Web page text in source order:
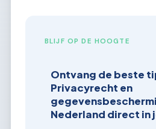
BLIJF OP DE HOOGTE
Ontvang de beste
Privacyrecht en
Nederland direct in